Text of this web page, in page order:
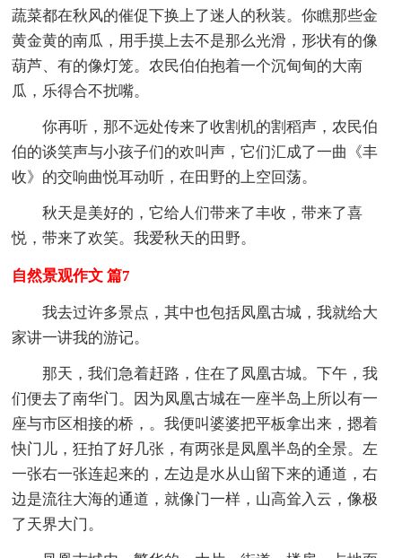
蔬菜都在秋风的催促下换上了迷人的秋装。你瞧那些金
黄金黄的南瓜，用手摸上去不是那么光滑，形状有的像
葫芦、有的像灯笼。农民伯伯抱着一个沉甸甸的大南
瓜，乐得合不扰嘴。
你再听，那不远处传来了收割机的割稻声，农民伯
伯的谈笑声与小孩子们的欢叫声，它们汇成了一曲《丰
收》的交响曲悦耳动听，在田野的上空回荡。
秋天是美好的，它给人们带来了丰收，带来了喜
悦，带来了欢笑。我爱秋天的田野。
自然景观作文 篇7
我去过许多景点，其中也包括凤凰古城，我就给大
家讲一讲我的游记。
那天，我们急着赶路，住在了凤凰古城。下午，我
们便去了南华门。因为凤凰古城在一座半岛上所以有一
座与市区相接的桥，。我便叫婆婆把平板拿出来，摁着
快门儿，狂拍了好几张，有两张是凤凰半岛的全景。左
一张右一张连起来的，左边是水从山留下来的通道，右
边是流往大海的通道，就像门一样，山高耸入云，像极
了天界大门。